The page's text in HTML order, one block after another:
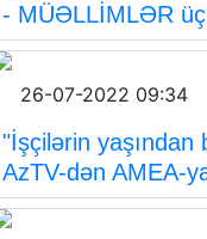
- MÜƏLLİMLƏR
26-07-2022 09:34
"İşçilərin yaşından
AzTV-dən AMEA-